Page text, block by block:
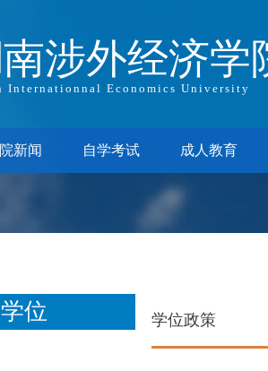
涉外经济学
Internationnal Economics University
新闻 自学考试 成人教育
位 学位政策